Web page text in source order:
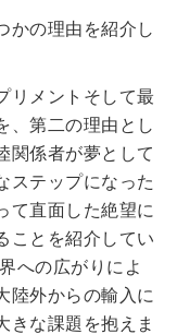
かの理由を紹介し
リメントそして最
、第二の理由とし
関係者が夢として
ステップになった
て直面した絶望に
ことを紹介してい
への広がりによ
陸外からの輸入に
きな課題を抱えま